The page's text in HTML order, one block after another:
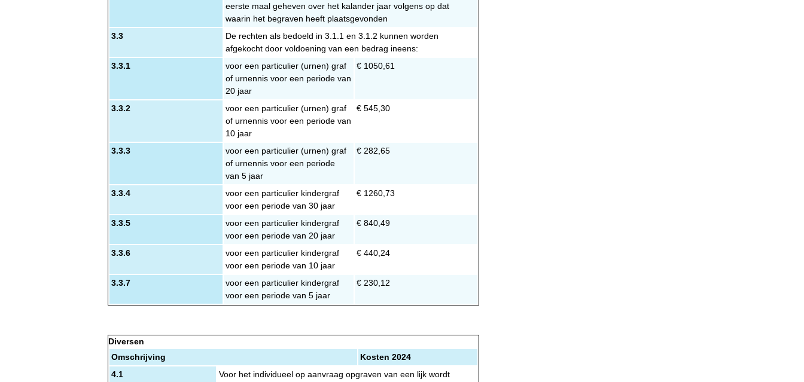
eerste maal geheven over het kalander jaar volgens op dat
waarin het begraven heeft plaatsgevonden
3.3
De rechten als bedoeld in 3.1.1 en 3.1.2 kunnen worden
afgekocht door voldoening van een bedrag ineens:
3.3.1
voor een particulier (urnen) graf
of urnennis voor een periode van
20 jaar
€ 1050,61
3.3.2
voor een particulier (urnen) graf
of urnennis voor een periode van
10 jaar
€ 545,30
3.3.3
voor een particulier (urnen) graf
of urnennis voor een periode
van 5 jaar
€ 282,65
3.3.4
voor een particulier kindergraf
voor een periode van 30 jaar
€ 1260,73
3.3.5
voor een particulier kindergraf
voor een periode van 20 jaar
€ 840,49
3.3.6
voor een particulier kindergraf
voor een periode van 10 jaar
€ 440,24
3.3.7
voor een particulier kindergraf
voor een periode van 5 jaar
€ 230,12
Omschrijving Kosten 2024
Diversen
4.1
Voor het individueel op aanvraag opgraven van een lijk wordt